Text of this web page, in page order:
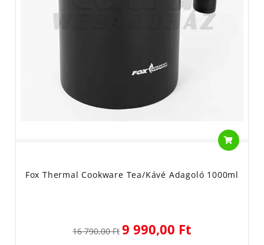
Fox Thermal Cookware Tea/Kávé Adagoló 1000ml
16 790,00 Ft 9 990,00 Ft